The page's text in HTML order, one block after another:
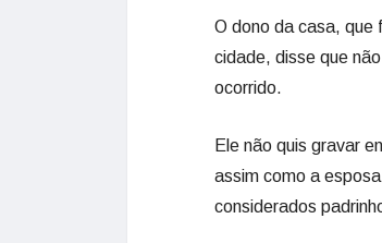
O dono da casa, que
cidade, disse que
ocorrido.
Ele não quis gravar
assim como a
considerados